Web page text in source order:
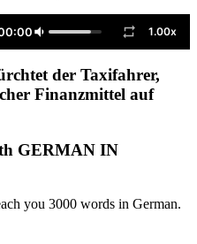
1.00x
der Taxifahrer,
Finanzmittel auf
GERMAN IN
you 3000 words in German.